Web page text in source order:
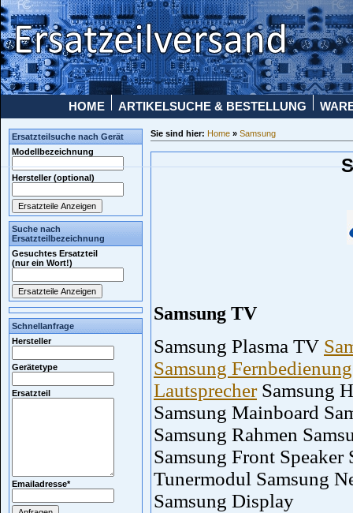
HOME ARTIKELSUCHE & BESTELLUNG
Ersatzteilsuche nach Gerät
Modellbezeichnung
Hersteller (optional)
Suche nach
Ersatzteilbezeichnung
Gesuchtes Ersatzteil
(nur ein Wort!)
Schnellanfrage
Hersteller
Gerätetype
Ersatzteil
Emailadresse*
Sie sind hier: Home » Samsung
Samsung TV
Samsung Plasma TV
Samsung Fernbedienung
LautsprecherSamsung
Samsung Mainboard
Samsung Rahmen
Samsung Front Speaker
Tunermodul Samsung
Samsung Display